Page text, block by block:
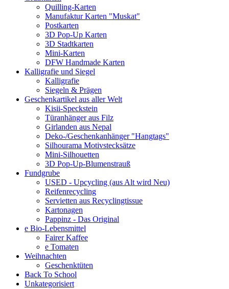
Quilling-Karten
Manufaktur Karten "Muskat"
Postkarten
3D Pop-Up Karten
3D Stadtkarten
Mini-Karten
DFW Handmade Karten
Kalligrafie und Siegel
Kalligrafie
Siegeln & Prägen
Geschenkartikel aus aller Welt
Kisii-Speckstein
Türanhänger aus Filz
Girlanden aus Nepal
Deko-/Geschenkanhänger "Hangtags"
Silhourama Motivstecksätze
Mini-Silhouetten
3D Pop-Up-Blumenstrauß
Fundgrube
USED - Upcycling (aus Alt wird Neu)
Reifenrecycling
Servietten aus Recyclingtissue
Kartonagen
Pappinz - Das Original
e Bio-Lebensmittel
Fairer Kaffee
e Tomaten
Weihnachten
Geschenktüten
Back To School
Unkategorisiert